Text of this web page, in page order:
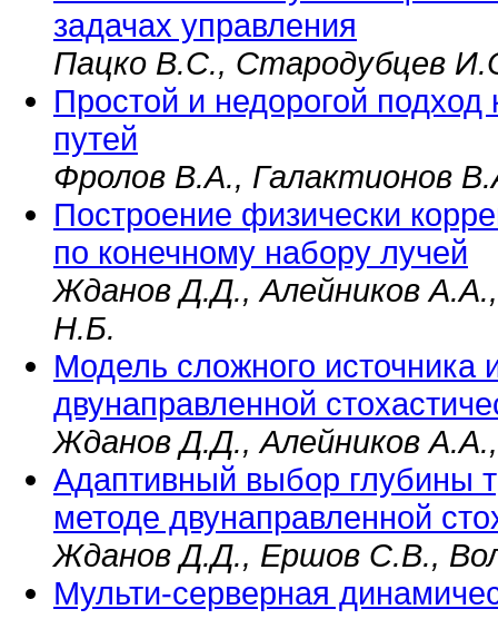
задачах управления
Пацко В.С., Стародубцев
Простой и недорогой
путей
Фролов В.А., Галактионов
Построение физически
по конечному набору лучей
Жданов Д.Д., Алейников
Н.Б.
Модель сложного источника
двунаправленной
Жданов Д.Д., Алейников
Адаптивный выбор глубины
методе двунаправленной
Жданов Д.Д., Ершов С.В.,
Мульти-серверная